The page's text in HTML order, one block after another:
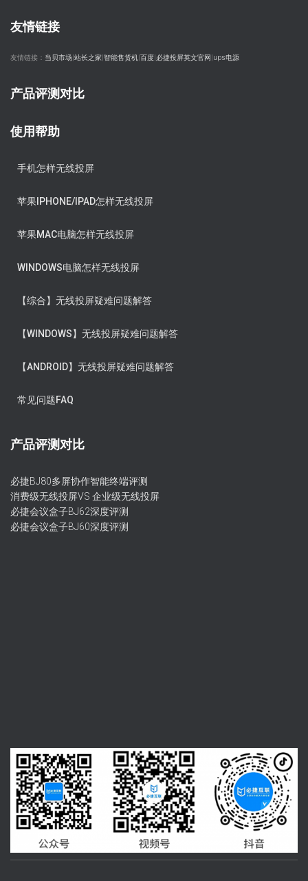
友情链接
友情链接： 当贝市场 站长之家 智能售货机 百度 必捷投屏英文官网 ups电源
产品评测对比
使用帮助
手机怎样无线投屏
苹果IPHONE/IPAD怎样无线投屏
苹果MAC电脑怎样无线投屏
WINDOWS电脑怎样无线投屏
【综合】无线投屏疑难问题解答
【WINDOWS】无线投屏疑难问题解答
【ANDROID】无线投屏疑难问题解答
常见问题FAQ
产品评测对比
必捷BJ80多屏协作智能终端评测
消费级无线投屏VS 企业级无线投屏
必捷会议盒子BJ62深度评测
必捷会议盒子BJ60深度评测